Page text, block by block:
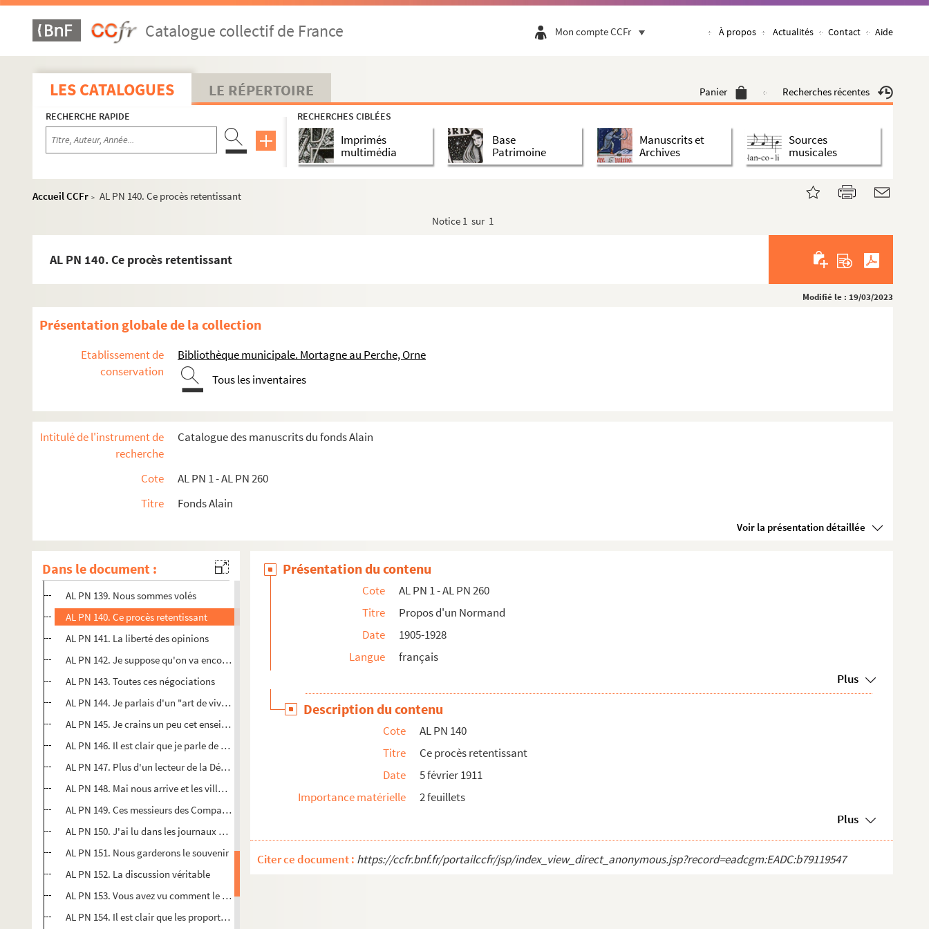
Catalogue collectif de France Mon compte CCFr À propos Actualités Contact Aide
LES CATALOGUES LE RÉPERTOIRE Panier Recherches récentes
RECHERCHE RAPIDE RECHERCHES CIBLÉES
Imprimés
multimédia
Base
Patrimoine
Manuscrits et
Archives
Sources
musicales
Accueil CCFr > AL PN 140. Ce procès retentissant
Notice 1 sur 1
AL PN 140. Ce procès retentissant
Modifié le : 19/03/2023
Présentation globale de la collection
Etablissement de
conservation
Bibliothèque municipale. Mortagne au Perche, Orne
Tous les inventaires
Intitulé de l'instrument de
recherche
Catalogue des manuscrits du fonds Alain
Cote
AL PN 1 - AL PN 260
Titre
Fonds Alain
Voir la présentation détaillée
Dans le document :
AL PN 112. Comme je réfléchissais sur les
AL PN 113. Si les anciens avaient eu des locomotives
AL PN 114. L'Ami Jacques m'a dit
AL PN 115. Je m'amuse à voir
AL PN 116. Les Compagnies disent qu'une grève des cheminots (INEDIT ?)
AL PN 117. Je voyais ces jours-ci
AL PN 118. Je dois à mes lecteurs
AL PN 119. Une petite campagnarde très pauvre à qui l'ont demandait de citer
AL PN 123. L'Homme sérieux dit au Cheminot
AL PN 126. Je revois une toute petite ville, au fonds de la Bretagne
AL PN 128. "Contribuables, méditez !"
AL PN 129. La solidarité, c'est une Nécessité
AL PN 131. La Fête de Noël est astronomique
AL PN 132. On se tire quelque fois d'affaire
AL PN 135. Quand on dit qu'un homme
AL PN 137. Syndicats ensemble
AL PN 138. L'étudiant me dit : "il y a
AL PN 139. Nous sommes volés
AL PN 140. Ce procès retentissant
AL PN 141. La liberté des opinions
AL PN 142. Je suppose qu'on va encore traduire un mécanicien
AL PN 143. Toutes ces négociations
AL PN 144. Je parlais d'un "art de vivre"
AL PN 145. Je crains un peu cet enseignement
AL PN 146. Il est clair que je parle de l'Esperanto
AL PN 147. Plus d'un lecteur de la Dépêche a sans doute réfléchi
AL PN 148. Mai nous arrive et les villages
AL PN 149. Ces messieurs des Compagnies s'amusent de nous
AL PN 150. J'ai lu dans les journaux qu'un
AL PN 151. Nous garderons le souvenir
AL PN 152. La discussion véritable
AL PN 153. Vous avez vu comment le roi de France
AL PN 154. Il est clair que les proportionnalistes
Présentation du contenu
Cote
AL PN 1 - AL PN 260
Titre
Propos d'un Normand
Date
1905-1928
Langue
français
Plus
Description du contenu
Cote
AL PN 140
Titre
Ce procès retentissant
Date
5 février 1911
Importance matérielle
2 feuillets
Plus
Citer ce document : https://ccfr.bnf.fr/portailccfr/jsp/index_view_direct_anonymous.jsp?record=eadcgm:EADC:b79119547